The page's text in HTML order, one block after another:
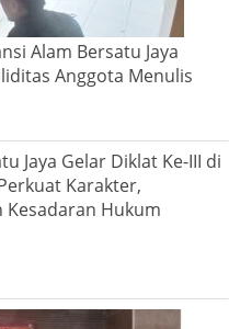
Alam Bersatu Jaya
Anggota Menulis
Jaya Gelar Diklat Ke-III di
Karakter,
Kesadaran Hukum